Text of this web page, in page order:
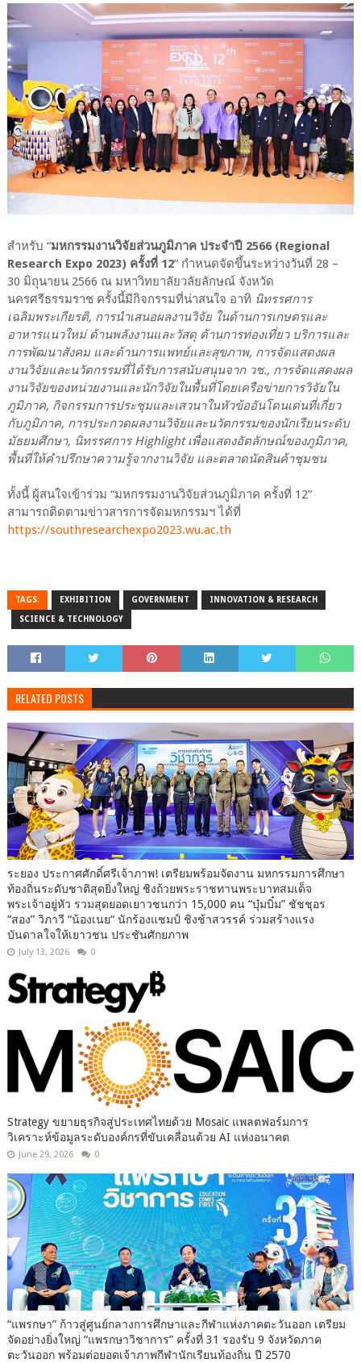
สำหรับ “มหกรรมงานวิจัยส่วนภูมิภาค ประจำปี 2566 (Regional
Research Expo 2023) ครั้งที่ 12” กำหนดจัดขึ้นระหว่างวันที่ 28 –
30 มิถุนายน 2566 ณ มหาวิทยาลัยวลัยลักษณ์ จังหวัด
นครศรีธรรมราช ครั้งนี้มีกิจกรรมที่น่าสนใจ อาทิ นิทรรศการ
เฉลิมพระเกียรติ, การนำเสนอผลงานวิจัย ในด้านการเกษตรและ
อาหารแนวใหม่ ด้านพลังงานและวัสดุ ด้านการท่องเที่ยว บริการและ
การพัฒนาสังคม และด้านการแพทย์และสุขภาพ, การจัดแสดงผล
งานวิจัยและนวัตกรรมที่ได้รับการสนับสนุนจาก วช., การจัดแสดงผล
งานวิจัยของหน่วยงานและนักวิจัยในพื้นที่โดยเครือข่ายการวิจัยใน
ภูมิภาค, กิจกรรมการประชุมและเสวนาในหัวข้ออันโดนเด่นที่เกี่ยว
กับภูมิภาค, การประกวดผลงานวิจัยและนวัตกรรมของนักเรียนระดับ
มัธยมศึกษา, นิทรรศการ Highlight เพื่อแสดงอัตลักษณ์ของภูมิภาค,
พื้นที่ให้คำปรึกษาความรู้จากงานวิจัย และตลาดนัดสินค้าชุมชน
ทั้งนี้ ผู้สนใจเข้าร่วม “มหกรรมงานวิจัยส่วนภูมิภาค ครั้งที่ 12”
สามารถติดตามข่าวสารการจัดมหกรรมฯ ได้ที่
https://southresearchexpo2023.wu.ac.th
TAGS: EXHIBITION GOVERNMENT INNOVATION & RESEARCH
SCIENCE & TECHNOLOGY
RELATED POSTS
ระยอง ประกาศศักดิ์ศรีเจ้าภาพ! เตรียมพร้อมจัดงาน มหกรรมการศึกษา
ท้องถิ่นระดับชาติสุดยิ่งใหญ่ ชิงถ้วยพระราชทานพระบาทสมเด็จ
พระเจ้าอยู่หัว รวมสุดยอดเยาวชนกว่า 15,000 คน “บุ๋มบิ๋ม” ชัชชุอร
“สอง” วิภาวี “น้องเนย“ นักร้องแชมป์ ชิงช้าสวรรค์ ร่วมสร้างแรง
บันดาลใจให้เยาวชน ประชันศักยภาพ
July 13, 2026 0
Strategy ขยายธุรกิจสู่ประเทศไทยด้วย Mosaic แพลตฟอร์มการ
วิเคราะห์ข้อมูลระดับองค์กรที่ขับเคลื่อนด้วย AI แห่งอนาคต
June 29, 2026 0
“แพรกษา” ก้าวสู่ศูนย์กลางการศึกษาและกีฬาแห่งภาคตะวันออก เตรียม
จัดอย่างยิ่งใหญ่ “แพรกษาวิชาการ” ครั้งที่ 31 รองรับ 9 จังหวัดภาค
ตะวันออก พร้อมต่อยอดเจ้าภาพกีฬานักเรียนท้องถิ่น ปี 2570